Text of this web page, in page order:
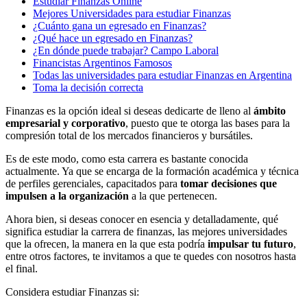
Mejores Universidades para estudiar Finanzas
¿Cuánto gana un egresado en Finanzas?
¿Qué hace un egresado en Finanzas?
¿En dónde puede trabajar? Campo Laboral
Financistas Argentinos Famosos
Todas las universidades para estudiar Finanzas en Argentina
Toma la decisión correcta
Finanzas es la opción ideal si deseas dedicarte de lleno al ámbito
empresarial y corporativo, puesto que te otorga las bases para la
compresión total de los mercados financieros y bursátiles.
Es de este modo, como esta carrera es bastante conocida
actualmente. Ya que se encarga de la formación académica y técnica
de perfiles gerenciales, capacitados para tomar decisiones que
impulsen a la organización a la que pertenecen.
Ahora bien, si deseas conocer en esencia y detalladamente, qué
significa estudiar la carrera de finanzas, las mejores universidades
que la ofrecen, la manera en la que esta podría impulsar tu futuro,
entre otros factores, te invitamos a que te quedes con nosotros hasta
el final.
Considera estudiar Finanzas si: